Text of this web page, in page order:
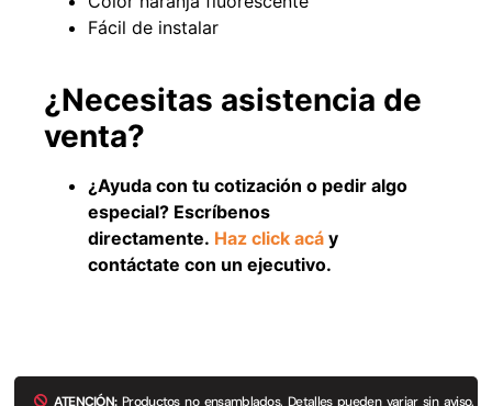
Fácil de instalar
¿Necesitas asistencia de
venta?
¿Ayuda con tu cotización o pedir algo
especial? Escríbenos
directamente. Haz click acá y
contáctate con un ejecutivo.
ATENCIÓN:Productos no ensamblados. Detalles pueden variar sin aviso.
Agregar al carrito